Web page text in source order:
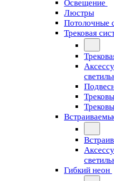
Освещение
Люстры
Потолочные
Трековая
Гибкий неон